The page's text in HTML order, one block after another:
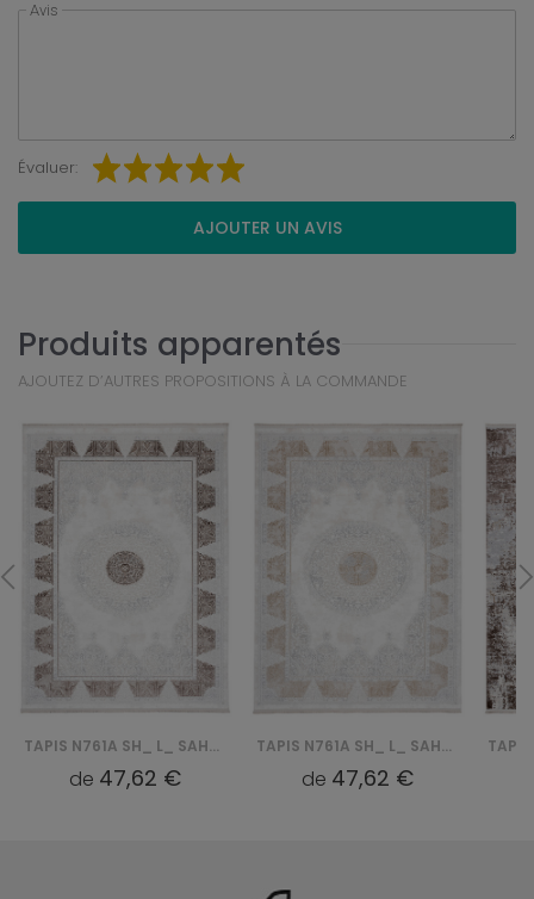
Avis
Évaluer:
AJOUTER UN AVIS
Produits apparentés
AJOUTEZ D’AUTRES PROPOSITIONS À LA COMMANDE
TAPIS N761A SH_ L_ SAHARA - KREMOWY, BRĄZOWY
de 47,62 €
TAPIS N761A SH_ L_ SAHARA - KREMOWY, BEŻOWY
de 47,62 €